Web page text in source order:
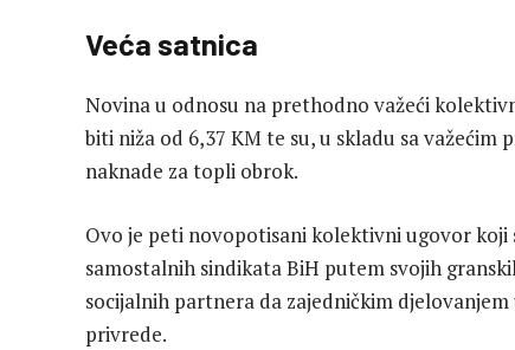
Veća satnica
Novina u odnosu na prethodno važeći
biti niža od 6,37 KM te su, u skladu sa važećim
naknade za topli obrok.
Ovo je peti novopotisani kolektivni ugovor koji
samostalnih sindikata BiH putem svojih
socijalnih partnera da zajedničkim
privrede.